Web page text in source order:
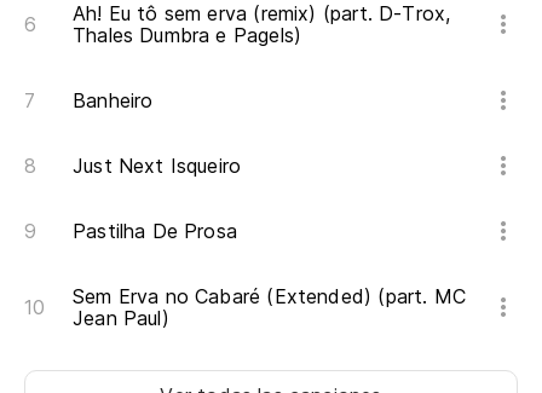
Ah! Eu tô sem erva (remix) (part. D-Trox,
Thales Dumbra e Pagels)
Banheiro
Just Next Isqueiro
Pastilha De Prosa
Sem Erva no Cabaré (Extended) (part. MC
Jean Paul)